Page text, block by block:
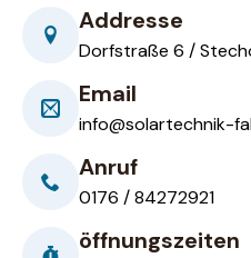
Addresse
Dorfstraße 6 /
Email
info@solartechnik-
Anruf
0176 / 84272921
öffnungszeiten